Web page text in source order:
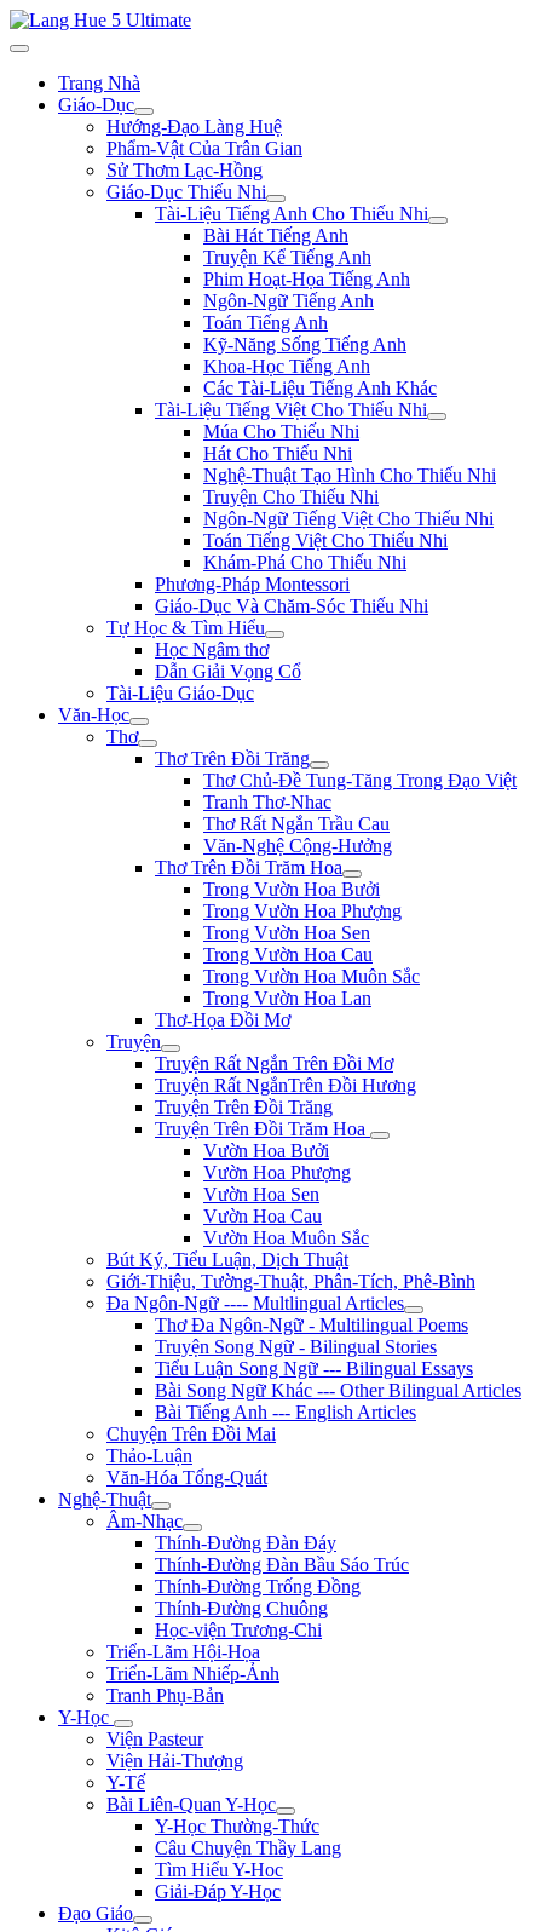
Trang Nhà
Giáo-Dục
Hướng-Đạo Làng Huệ
Phẩm-Vật Của Trân Gian
Sử Thơm Lạc-Hồng
Giáo-Dục Thiếu Nhi
Tài-Liệu Tiếng Anh Cho Thiếu Nhi
Bài Hát Tiếng Anh
Truyện Kể Tiếng Anh
Phim Hoạt-Họa Tiếng Anh
Ngôn-Ngữ Tiếng Anh
Toán Tiếng Anh
Kỹ-Năng Sống Tiếng Anh
Khoa-Học Tiếng Anh
Các Tài-Liệu Tiếng Anh Khác
Tài-Liệu Tiếng Việt Cho Thiếu Nhi
Múa Cho Thiếu Nhi
Hát Cho Thiếu Nhi
Nghệ-Thuật Tạo Hình Cho Thiếu Nhi
Truyện Cho Thiếu Nhi
Ngôn-Ngữ Tiếng Việt Cho Thiếu Nhi
Toán Tiếng Việt Cho Thiếu Nhi
Khám-Phá Cho Thiếu Nhi
Phương-Pháp Montessori
Giáo-Dục Và Chăm-Sóc Thiếu Nhi
Tự Học & Tìm Hiểu
Học Ngâm thơ
Dẫn Giải Vọng Cổ
Tài-Liệu Giáo-Dục
Văn-Học
Thơ
Thơ Trên Đồi Trăng
Thơ Chủ-Đề Tung-Tăng Trong Đạo Việt
Tranh Thơ-Nhac
Thơ Rất Ngắn Trầu Cau
Văn-Nghệ Cộng-Hưởng
Thơ Trên Đồi Trăm Hoa
Trong Vườn Hoa Bưởi
Trong Vườn Hoa Phượng
Trong Vườn Hoa Sen
Trong Vườn Hoa Cau
Trong Vườn Hoa Muôn Sắc
Trong Vườn Hoa Lan
Thơ-Họa Đồi Mơ
Truyện
Truyện Rất Ngắn Trên Đồi Mơ
Truyện Rất NgắnTrên Đồi Hương
Truyện Trên Đồi Trăng
Truyện Trên Đồi Trăm Hoa
Vườn Hoa Bưởi
Vườn Hoa Phượng
Vườn Hoa Sen
Vườn Hoa Cau
Vườn Hoa Muôn Sắc
Bút Ký, Tiểu Luận, Dịch Thuật
Giới-Thiệu, Tường-Thuật, Phân-Tích, Phê-Bình
Đa Ngôn-Ngữ ---- Multlingual Articles
Thơ Đa Ngôn-Ngữ - Multilingual Poems
Truyện Song Ngữ - Bilingual Stories
Tiểu Luận Song Ngữ --- Bilingual Essays
Bài Song Ngữ Khác --- Other Bilingual Articles
Bài Tiếng Anh --- English Articles
Chuyện Trên Đồi Mai
Thảo-Luận
Văn-Hóa Tổng-Quát
Nghệ-Thuật
Âm-Nhạc
Thính-Đường Đàn Đáy
Thính-Đường Đàn Bầu Sáo Trúc
Thính-Đường Trống Đồng
Thính-Đường Chuông
Học-viện Trương-Chi
Triển-Lãm Hội-Họa
Triển-Lãm Nhiếp-Ảnh
Tranh Phụ-Bản
Y-Học
Viện Pasteur
Viện Hải-Thượng
Y-Tế
Bài Liên-Quan Y-Học
Y-Học Thường-Thức
Câu Chuyện Thầy Lang
Tìm Hiểu Y-Hoc
Giải-Đáp Y-Học
Đạo Giáo